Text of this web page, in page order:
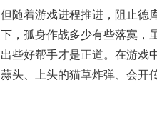
但随着游戏进程推进，阻止德
下，孤身作战多少有些落寞，
出些好帮手才是正道。在游戏
蒜头、上头的猫草炸弹、会开